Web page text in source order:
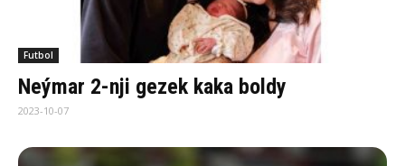
Futbol
Neýmar 2-nji gezek kaka boldy
2023-10-07